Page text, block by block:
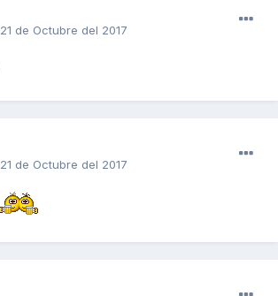
21 de Octubre del 2017
21 de Octubre del 2017